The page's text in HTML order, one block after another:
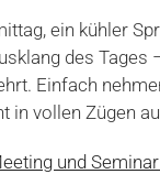
ein kühler
des Tages
Einfach
in vollen Zügen
und